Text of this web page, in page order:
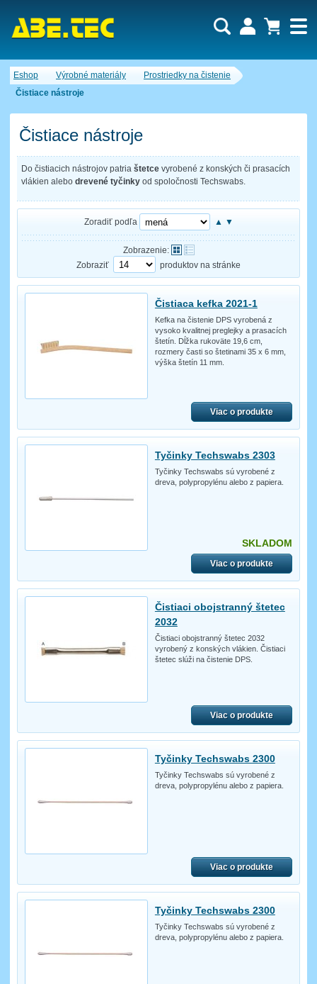
Eshop Výrobné materiály
Prostriedky na čistenie
Čistiace nástroje
Čistiace nástroje
Do čistiacich nástrojov patria štetce vyrobené z konských či prasacích
vlákien alebo drevené tyčinky od spoločnosti Techswabs.
Zoradiť podľa ▲ ▼
Zobrazenie:
Zobraziť
produktov na stránke
Čistiaca kefka 2021-1
Kefka na čistenie DPS vyrobená z
vysoko kvalitnej preglejky a prasacích
štetín. Dĺžka rukoväte 19,6 cm,
rozmery časti so štetinami 35 x 6 mm,
výška štetín 11 mm.
Viac o produkte
Tyčinky Techswabs 2303
Tyčinky Techswabs sú vyrobené z
dreva, polypropylénu alebo z papiera.
SKLADOM
Viac o produkte
Čistiaci obojstranný štetec
2032
Čistiaci obojstranný štetec 2032
vyrobený z konských vlákien. Čistiaci
štetec slúži na čistenie DPS.
Viac o produkte
Tyčinky Techswabs 2300
Tyčinky Techswabs sú vyrobené z
dreva, polypropylénu alebo z papiera.
Viac o produkte
Tyčinky Techswabs 2300
Tyčinky Techswabs sú vyrobené z
dreva, polypropylénu alebo z papiera.
Dopytový košík je prázdny!
Počet produktov:0